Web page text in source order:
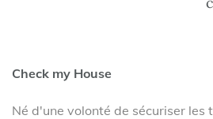
Check my House
Né d'une volonté de sécuriser les